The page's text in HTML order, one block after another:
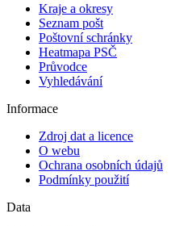
Kraje a okresy
Seznam pošt
Poštovní schránky
Heatmapa PSČ
Průvodce
Vyhledávání
Informace
Zdroj dat a licence
O webu
Ochrana osobních údajů
Podmínky použití
Data